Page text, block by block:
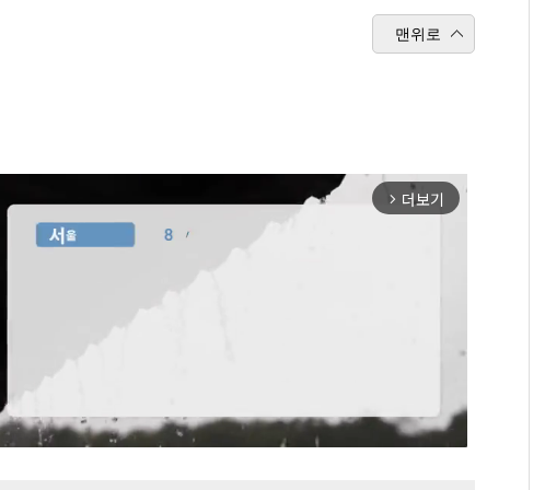
맨위로
arrow_forward_ios 더보기